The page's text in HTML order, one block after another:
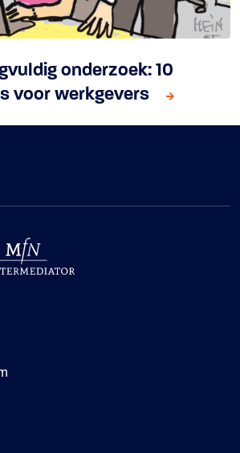
onderzoek: 10
voor werkgevers